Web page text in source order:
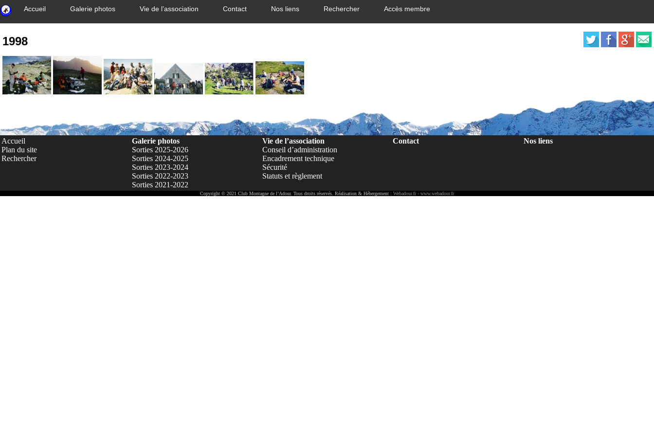
Accueil Galerie photos Vie de l’association Contact Nos liens Rechercher Accès membre
1998
Accueil
Plan du site
Rechercher
Galerie photos
Sorties 2025-2026
Sorties 2024-2025
Sorties 2023-2024
Sorties 2022-2023
Sorties 2021-2022
Vie de l’association
Conseil d’administration
Encadrement technique
Sécurité
Statuts et règlement
Contact Nos liens
Copyright © 2021 Club Montagne de l’Adour. Tous droits réservés. Réalisation & Hébergement : Webadour.fr - www.webadour.fr